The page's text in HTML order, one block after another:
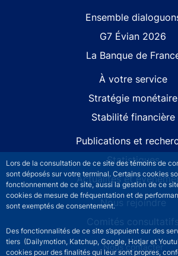
Lors de la consultation de ce site des témoins de
sont déposés sur votre terminal. Certains cookies
fonctionnement de ce site, aussi la gestion de ce
cookies de mesure de fréquentation et de
sont exemptés de consentement.
Des fonctionnalités de ce site s’appuient sur des
tiers (Dailymotion, Katchup, Google, Hotjar et
cookies pour des finalités qui leur sont propres,
Ensemble
G7 Évian 2026
La Banque de
À votre service
Stratégie monétaire
Stabilité financière
Publications et
Statistiques
Actualités et
Nous rejoindre
Comités consultatifs
Footer secondary menuNous contacter